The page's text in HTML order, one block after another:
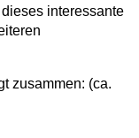
interessante
zusammen: (ca.